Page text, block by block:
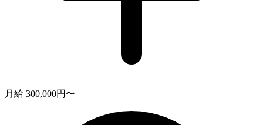
月給 300,000円〜